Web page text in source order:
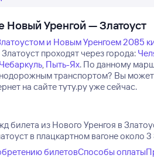
Новый Уренгой — Златоуст
и Новым Уренгоем 2085
проходят через города:
Чебаркуль, Пыть-Ях. По данному
транспортом? Вы
на сайте туту.ру уже сейчас.
билета из Нового Уренгоя в
в плацкартном вагоне около
билетовСпособы оплаты